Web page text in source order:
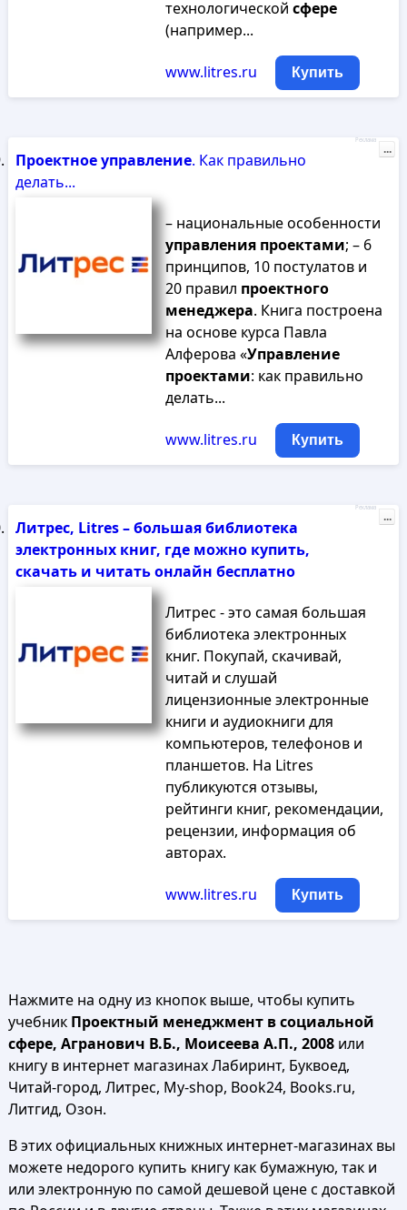
технологической сфере
(например...
www.litres.ru Купить
Проектноеуправление. Как правильно
делать...
– национальные особенности
управления проектами; – 6
принципов, 10 постулатов и
20 правил проектного
менеджера. Книга построена
на основе курса Павла
Алферова «Управление
проектами: как правильно
делать...
www.litres.ru Купить
Реклама
...
Литрес, Litres – большая библиотека
электронных книг, где можно купить,
скачать и читать онлайн бесплатно
Литрес - это самая большая
библиотека электронных
книг. Покупай, скачивай,
читай и слушай
лицензионные электронные
книги и аудиокниги для
компьютеров, телефонов и
планшетов. На Litres
публикуются отзывы,
рейтинги книг, рекомендации,
рецензии, информация об
авторах.
www.litres.ru Купить
Реклама
...
Нажмите на одну из кнопок выше, чтобы купить
учебник Проектный менеджмент в социальной
сфере, Агранович В.Б., Моисеева А.П., 2008или
книгу в интернет магазинах Лабиринт, Буквоед,
Читай-город, Литрес, My-shop, Book24, Books.ru,
Литгид, Озон.
В этих официальных книжных интернет-магазинах вы
можете недорого купить книгу как бумажную, так и
или электронную по самой дешевой цене с доставкой